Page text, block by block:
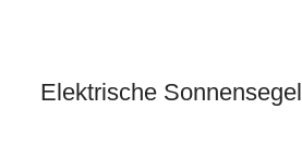
Elektrische Sonnensegel